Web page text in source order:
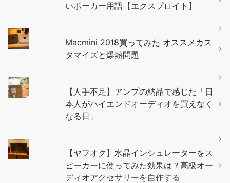
いポーカー用語【エクスプロイト】
Macmini 2018買ってみた オススメカス
タマイズと爆熱問題
【人手不足】アンプの納品で感じた「日
本人がハイエンドオーディオを買えなく
なる日」
【ヤフオク】水晶インシュレーターをス
ピーカーに使ってみた効果は？高級オー
ディオアクセサリーを自作する